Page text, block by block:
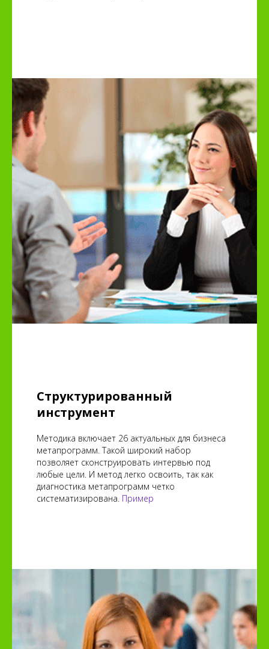
Структурированный
инструмент
Методика включает 26 актуальных для бизнеса
метапрограмм. Такой широкий набор
позволяет сконструировать интервью под
любые цели. И метод легко освоить, так как
диагностика метапрограмм четко
систематизирована. Пример